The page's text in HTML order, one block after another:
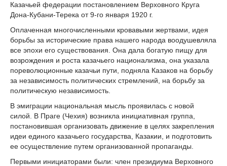
Казачьей федерации постановлением Верховного Круга
Дона-Кубани-Терека от 9-го января 1920 г.
Оплаченная многочисленными кровавыми жертвами, идея
борьбы за исторические права нашего народа воодушевляла
все эпохи его существования. Она дала богатую пищу для
возрождения и роста казачьего национализма, она указала
пореволюционные казачьи пути, подняла Казаков на борьбу
за независимость политических стремлений, на борьбу за
политическую независимость.
В эмиграции национальная мысль проявилась с новой
силой. В Праге (Чехия) возникла инициативная группа,
постановившая организовать движение в целях закрепления
идеи единого казачьего государства, Казакии, и подготовить
ее осуществление путем организованной пропаганды.
Первыми инициаторами были: член президиума Верховного